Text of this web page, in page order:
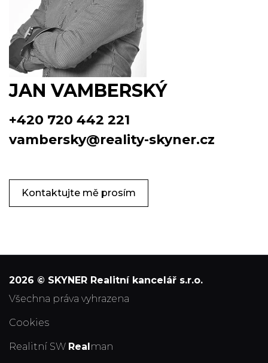
JAN VAMBERSKÝ
+420 720 442 221
vambersky@reality-skyner.cz
Kontaktujte mě prosím
2026 © SKYNER Realitní kancelář s.r.o.
všechna práva vyhrazena
Cookies
Realitní SW Real man